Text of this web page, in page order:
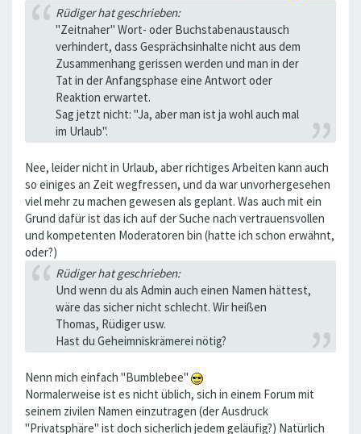
Rüdiger hat geschrieben:
"Zeitnaher" Wort- oder Buchstabenaustausch
verhindert, dass Gesprächsinhalte nicht aus dem
Zusammenhang gerissen werden und man in der
Tat in der Anfangsphase eine Antwort oder
Reaktion erwartet.
Sag jetzt nicht: "Ja, aber man ist ja wohl auch mal
im Urlaub".
Nee, leider nicht in Urlaub, aber richtiges Arbeiten kann auch
so einiges an Zeit wegfressen, und da war unvorhergesehen
viel mehr zu machen gewesen als geplant. Was auch mit ein
Grund dafür ist das ich auf der Suche nach vertrauensvollen
und kompetenten Moderatoren bin (hatte ich schon erwähnt,
oder?)
Rüdiger hat geschrieben:
Und wenn du als Admin auch einen Namen hättest,
wäre das sicher nicht schlecht. Wir heißen
Thomas, Rüdiger usw.
Hast du Geheimniskrämerei nötig?
Nenn mich einfach "Bumblebee"
Normalerweise ist es nicht üblich, sich in einem Forum mit
seinem zivilen Namen einzutragen (der Ausdruck
"Privatsphäre" ist doch sicherlich jedem geläufig?) Natürlich